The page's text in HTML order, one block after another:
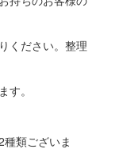
ください。整理
す。
類ございま